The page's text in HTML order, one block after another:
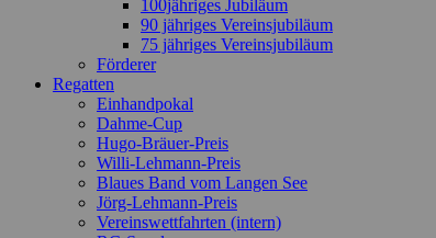
100jähriges Jubiläum
90 jähriges Vereinsjubiläum
75 jähriges Vereinsjubiläum
Förderer
Regatten
Einhandpokal
Dahme-Cup
Hugo-Bräuer-Preis
Willi-Lehmann-Preis
Blaues Band vom Langen See
Jörg-Lehmann-Preis
Vereinswettfahrten (intern)